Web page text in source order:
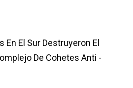
En El Sur Destruyeron El
De Cohetes Anti -